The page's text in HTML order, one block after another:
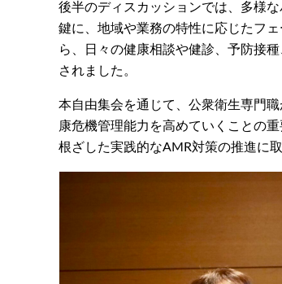
後半のディスカッションでは、多様
鍵に、地域や業務の特性に応じたフ
ら、日々の健康相談や健診、予防接
されました。
本自由集会を通じて、公衆衛生専門
康危機管理能力を高めていくことの
根ざした実践的なAMR対策の推進に